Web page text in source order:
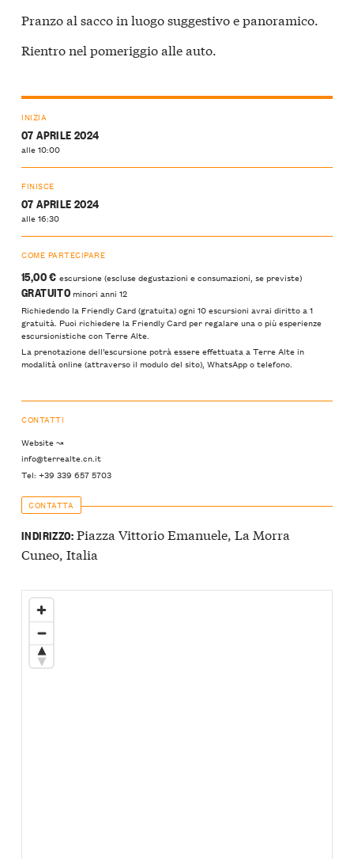
Pranzo al sacco in luogo suggestivo e panoramico.
Rientro nel pomeriggio alle auto.
INIZIA
07 APRILE 2024
alle 10:00
FINISCE
07 APRILE 2024
alle 16:30
COME PARTECIPARE
15,00 € escursione (escluse degustazioni e consumazioni, se previste)
GRATUITOminori anni 12
Richiedendo la Friendly Card (gratuita) ogni 10 escursioni avrai diritto a 1
gratuità. Puoi richiedere la Friendly Card per regalare una o più esperienze
escursionistiche con Terre Alte.
La prenotazione dell’escursione potrà essere effettuata a Terre Alte in
modalità online (attraverso il modulo del sito), WhatsApp o telefono.
CONTATTI
Website ↝
info@terrealte.cn.it
Tel: +39 339 657 5703
CONTATTA
INDIRIZZO:Piazza Vittorio Emanuele, La Morra
Cuneo, Italia